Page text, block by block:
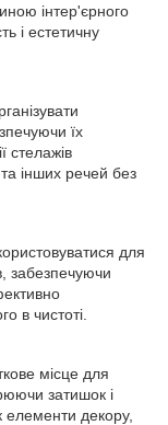
інтер'єрного
і естетичну
їх
стелажів
інших речей без
для
забезпечуючи
в чистоті.
місце для
затишок і
елементи декору,